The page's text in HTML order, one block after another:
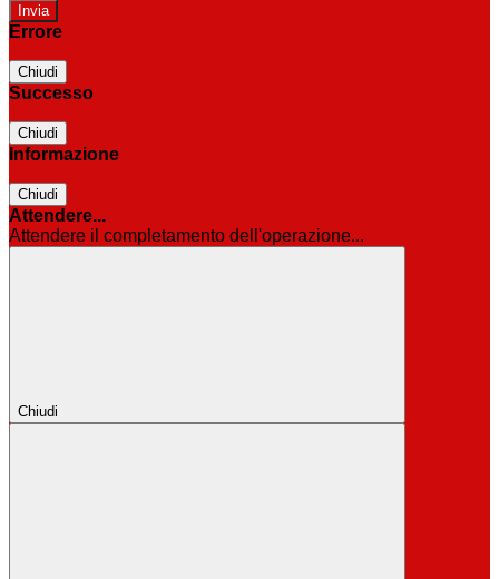
Errore
Chiudi
Successo
Chiudi
Informazione
Chiudi
Attendere...
Attendere il completamento dell'operazione...
Chiudi